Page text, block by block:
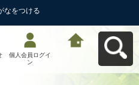
なをつける
個人会員ログイ
ン